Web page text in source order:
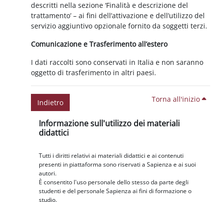
descritti nella sezione ‘Finalità e descrizione del
trattamento’ – ai fini dell’attivazione e dell’utilizzo del
servizio aggiuntivo opzionale fornito da soggetti terzi.
Comunicazione e Trasferimento all’estero
I dati raccolti sono conservati in Italia e non saranno
oggetto di trasferimento in altri paesi.
Indietro Torna all'inizio
Blocchi
Informazione sull'utilizzo dei materiali
didattici
Tutti i diritti relativi ai materiali didattici e ai contenuti
presenti in piattaforma sono riservati a Sapienza e ai suoi
autori.
È consentito l'uso personale dello stesso da parte degli
studenti e del personale Sapienza ai fini di formazione o
studio.